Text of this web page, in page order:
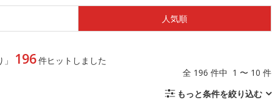
人気順
196件ヒットしました
全 196 件中 1 〜 10 件
もっと条件を絞り込む